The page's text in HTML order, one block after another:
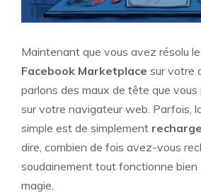
Maintenant que vous avez résolu
Facebook Marketplace sur votre
parlons des maux de tête que
sur votre navigateur web. Parfois,
simple est de simplement
dire, combien de fois avez-vous
soudainement tout fonctionne bien
magie.